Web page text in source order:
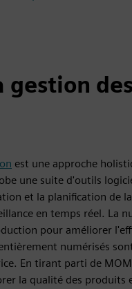
gestion
est une approche
une suite d'outils
et la planification de
en temps réel. La
pour améliorer
numérisés
En tirant parti de
la qualité des